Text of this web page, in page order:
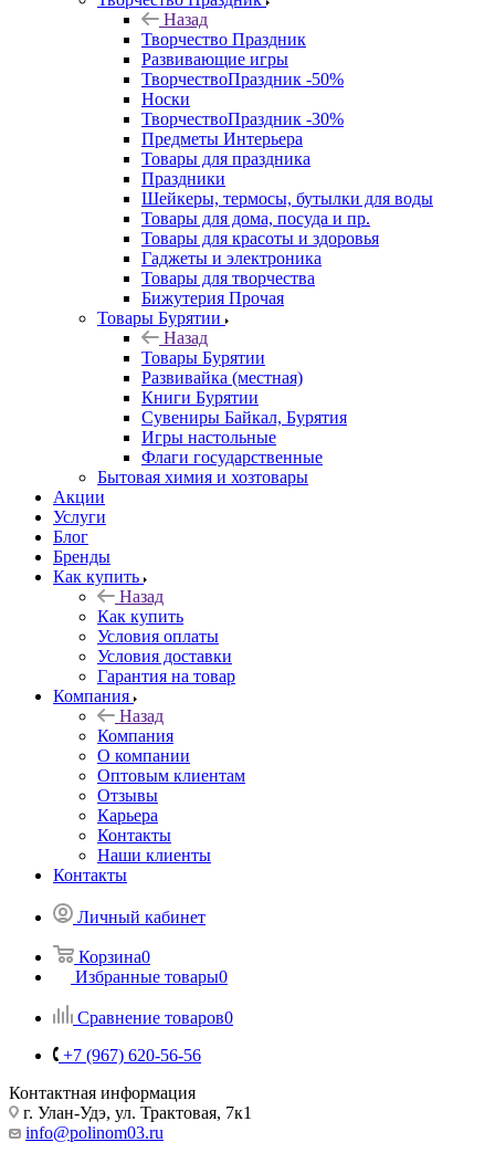
Назад
Творчество Праздник
Развивающие игры
ТворчествоПраздник -50%
Носки
ТворчествоПраздник -30%
Предметы Интерьера
Товары для праздника
Праздники
Шейкеры, термосы, бутылки для воды
Товары для дома, посуда и пр.
Товары для красоты и здоровья
Гаджеты и электроника
Товары для творчества
Бижутерия Прочая
Товары Бурятии
Назад
Товары Бурятии
Развивайка (местная)
Книги Бурятии
Сувениры Байкал, Бурятия
Игры настольные
Флаги государственные
Бытовая химия и хозтовары
Акции
Услуги
Блог
Бренды
Как купить
Назад
Как купить
Условия оплаты
Условия доставки
Гарантия на товар
Компания
Назад
Компания
О компании
Оптовым клиентам
Отзывы
Карьера
Контакты
Наши клиенты
Контакты
Личный кабинет
Корзина0
Избранные товары0
Сравнение товаров0
+7 (967) 620-56-56
Контактная информация
г. Улан-Удэ, ул. Трактовая, 7к1
info@polinom03.ru